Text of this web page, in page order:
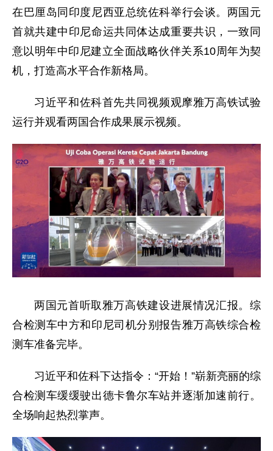
在巴厘岛同印度尼西亚总统佐科举行会谈。两国元
首就共建中印尼命运共同体达成重要共识，一致同
意以明年中印尼建立全面战略伙伴关系10周年为契
机，打造高水平合作新格局。
习近平和佐科首先共同视频观摩雅万高铁试验
运行并观看两国合作成果展示视频。
两国元首听取雅万高铁建设进展情况汇报。综
合检测车中方和印尼司机分别报告雅万高铁综合检
测车准备完毕。
习近平和佐科下达指令：“开始！”崭新亮丽的综
合检测车缓缓驶出德卡鲁尔车站并逐渐加速前行。
全场响起热烈掌声。